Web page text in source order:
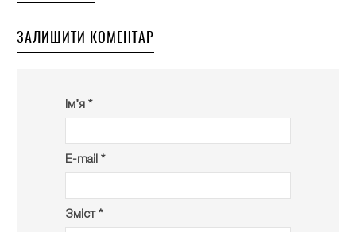
ЗАЛИШИТИ КОМЕНТАР
Ім’я *
E-mail *
Зміст *